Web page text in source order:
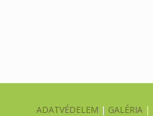
ADATVÉDELEM | GALÉRIA |